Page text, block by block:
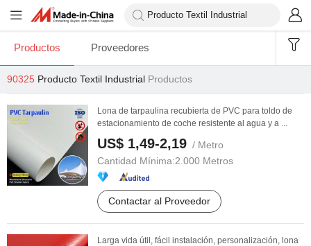
Productos Proveedores
90325 Producto Textil Industrial Productos
Lona de tarpaulina recubierta de PVC para toldo de
estacionamiento de coche resistente al agua y a ...
US$ 1,49-2,19 / Metro
Cantidad Mínima:2.000 Metros
Contactar al Proveedor
Larga vida útil, fácil instalación, personalización, lona